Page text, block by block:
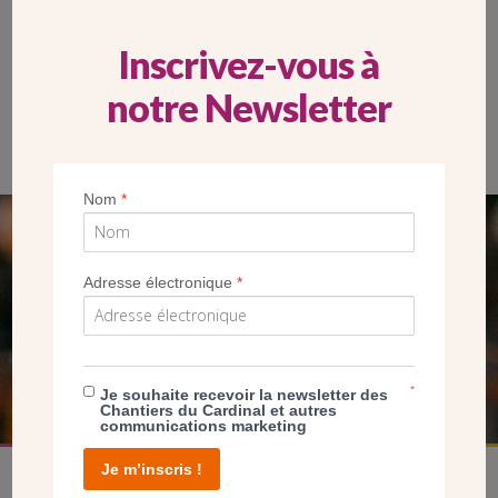
L’église Sainte-Monique est située au cœur de l’éco-quartier
SEUL VOTRE DON
NOUS PERMET D’AGIR
FAIRE UN DON
Inscrivez-vous à
notre Newsletter
Nom*
Adresse électronique*
Je souhaite recevoir la newsletter des
Chantiers du Cardinal et autres
communications marketing
*
Je m’inscris !